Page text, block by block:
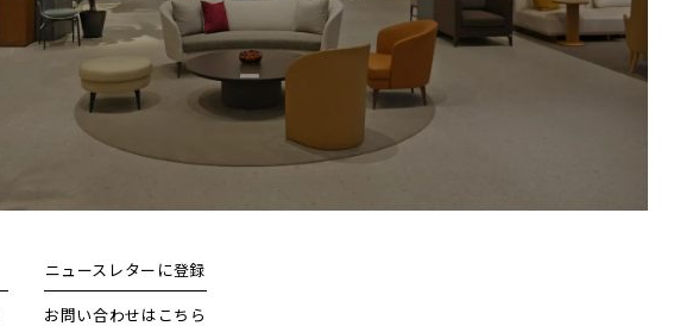
ニュースレターに登録
お問い合わせはこちら